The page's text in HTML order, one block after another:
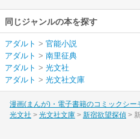
同じジャンルの本を探す
アダルト > 官能小説
アダルト > 南里征典
アダルト > 光文社
アダルト > 光文社文庫
漫画(まんが)・電子書籍のコミックシー
光文社
光文社文庫 新宿欲望探偵